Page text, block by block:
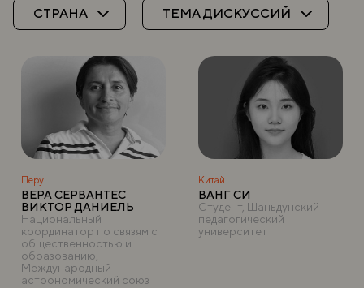
СТРАНА ТЕМА ДИСКУССИЙ
Перу
ВЕРА СЕРВАНТЕС
ВИКТОР ДАНИЕЛЬ
Национальный
координатор по связям с
общественностью и
образованию,
Международный
астрономический союз
Китай
ВАНГ СИ
Студент, Шаньдунский
педагогический
университет